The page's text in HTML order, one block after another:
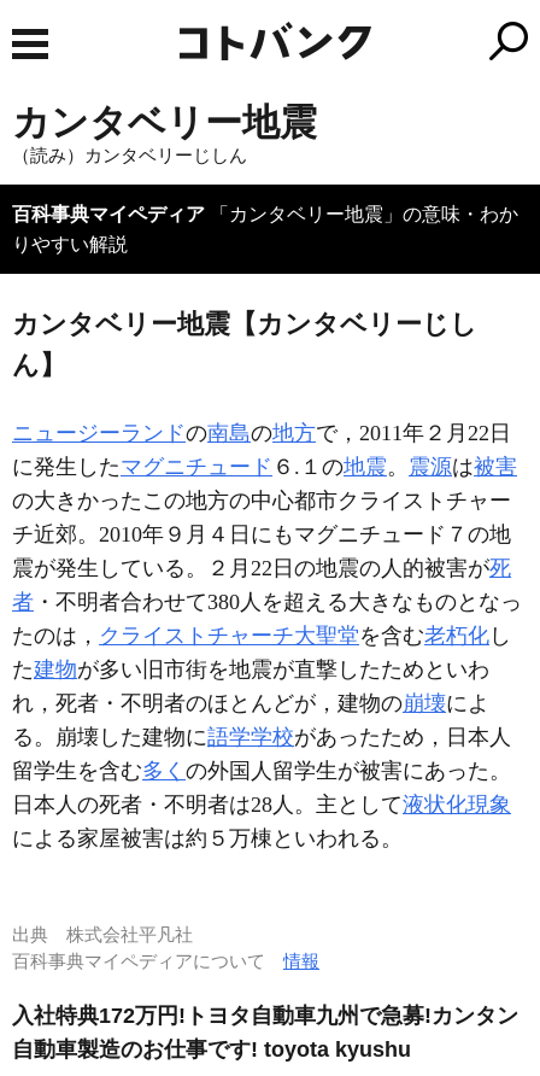
カンタベリー地震
（読み）カンタベリーじしん
百科事典マイペディア 「カンタベリー地震」の意味・わか
りやすい解説
カンタベリー地震【カンタベリーじし
ん】
ニュージーランドの南島の地方で，2011年２月22日
に発生したマグニチュード ６.１の地震。 震源は被害
の大きかったこの地方の中心都市クライストチャー
チ近郊。2010年９月４日にもマグニチュード７の地
震が発生している。２月22日の地震の人的被害が死
者 ・不明者合わせて380人を超える大きなものとなっ
たのは， クライストチャーチ大聖堂を含む老朽化 し
た建物が多い旧市街を地震が直撃したためといわ
れ，死者・不明者のほとんどが，建物の崩壊によ
る。崩壊した建物に語学学校があったため，日本人
留学生を含む多く の外国人留学生が被害にあった。
日本人の死者・不明者は28人。主として液状化現象
による家屋被害は約５万棟といわれる。
出典 株式会社平凡社
百科事典マイペディアについて情報
入社特典172万円!トヨタ自動車九州で急募!カンタン
自動車製造のお仕事です! toyota kyushu